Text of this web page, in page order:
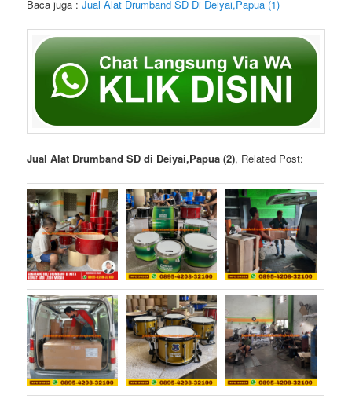
Baca juga :Jual Alat Drumband SD Di Deiyai,Papua (1)
Jual Alat Drumband SD di Deiyai,Papua (2), Related Post: